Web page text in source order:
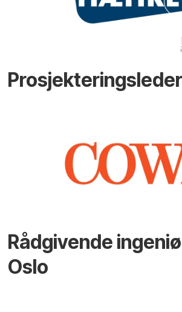
Prosjekteringsleder
Rådgivende
Oslo